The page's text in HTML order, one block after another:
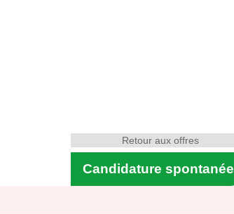
Candidature spontanée
Retour aux offres